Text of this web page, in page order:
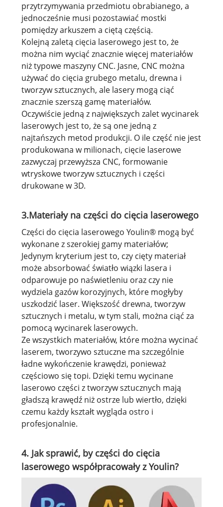
przytrzymywania przedmiotu obrabianego, a
jednocześnie musi pozostawiać mostki
pomiędzy arkuszem a ciętą częścią.
Kolejną zaletą cięcia laserowego jest to, że
można nim wyciąć znacznie więcej materiałów
niż typowe maszyny CNC. Jasne, CNC można
używać do cięcia grubego metalu, drewna i
tworzyw sztucznych, ale lasery mogą ciąć
znacznie szerszą gamę materiałów.
Oczywiście jedną z największych zalet wycinarek
laserowych jest to, że są one jedną z
najtańszych metod produkcji. O ile część nie jest
produkowana w milionach, cięcie laserowe
zazwyczaj przewyższa CNC, formowanie
wtryskowe tworzyw sztucznych i części
drukowane w 3D.
3.Materiały na części do cięcia laserowego
Części do cięcia laserowego Youlin® mogą być
wykonane z szerokiej gamy materiałów;
Jedynym kryterium jest to, czy cięty materiał
może absorbować światło wiązki lasera i
odparowuje po naświetleniu oraz czy nie
wydziela gazów korozyjnych, które mogłyby
uszkodzić laser. Większość drewna, tworzyw
sztucznych i metalu, w tym stali, można ciąć za
pomocą wycinarek laserowych.
Ze wszystkich materiałów, które można wycinać
laserem, tworzywo sztuczne ma szczególnie
ładne wykończenie krawędzi, ponieważ
częściowo się topi. Dzięki temu wycinane
laserowo części z tworzyw sztucznych mają
gładszą krawędź niż ostrze lub wiertło, dzięki
czemu każdy kształt wygląda ostro i
profesjonalnie.
4. Jak sprawić, by części do cięcia
laserowego współpracowały z Youlin?